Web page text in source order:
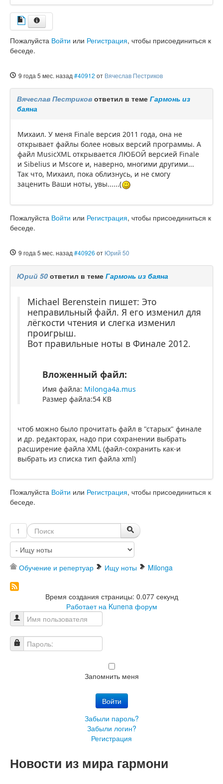
Пожалуйста Войти или Регистрация, чтобы присоединиться к
беседе.
9 года 5 мес. назад #40912 от Вячеслав Пестриков
Вячеслав Пестриков ответил в теме Гармонь из
баяна
Михаил. У меня Finale версия 2011 года, она не
открывает файлы более новых версий программы. А
файл MusicXML открывается ЛЮБОЙ версией Finale
и Sibelius и Mscore и, наверно, многими другими...
Так что, Михаил, пока облизнусь, и не смогу
заценить Ваши ноты, увы......(
Пожалуйста Войти или Регистрация, чтобы присоединиться к
беседе.
9 года 5 мес. назад #40926 от Юрий 50
Юрий 50 ответил в теме Гармонь из баяна
Michael Berenstein пишет: Это
неправильный файл. Я его изменил для
лёгкости чтения и слегка изменил
проигрыш.
Вот правильные ноты в Финале 2012.
Вложенный файл:
Имя файла: Milonga4a.mus
Размер файла:54 KB
чтоб можно было прочитать файл в "старых" финале
и др. редакторах, надо при сохранении выбрать
расширение файла XML (файл-сохранить как-и
выбрать из списка тип файла xml)
Пожалуйста Войти или Регистрация, чтобы присоединиться к
беседе.
1
Обучение и репертуар Ищу ноты Milonga
Время создания страницы: 0.077 секунд
Работает на Kunena форум
Имя пользователя
Пароль:
Запомнить меня
Войти
Забыли пароль?
Забыли логин?
Регистрация
Новости из мира гармони